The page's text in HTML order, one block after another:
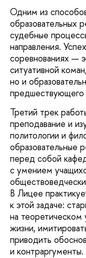
Одним из
образовательных
судебные
направления.
соревнованиях —
ситуативной
но и
предшествующего
Третий трек
преподавание и
политологии и
образовательные
перед собой
с умением
В Лицее
к этой задаче:
на
жизни,
приводить
и контраргументы.